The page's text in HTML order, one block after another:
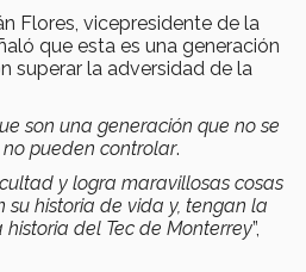
Flores, vicepresidente de la
que esta es una generación
superar la adversidad de la
son una generación que no se
pueden controlar.
y logra maravillosas cosas
su historia de vida y, tengan la
del Tec de Monterrey”,